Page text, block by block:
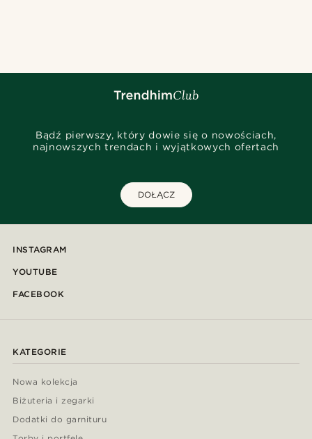
Bądź pierwszy, który dowie się o nowościach,
najnowszych trendach i wyjątkowych ofertach
DOŁĄCZ
INSTAGRAM
YOUTUBE
FACEBOOK
KATEGORIE
Nowa kolekcja
Biżuteria i zegarki
Dodatki do garnituru